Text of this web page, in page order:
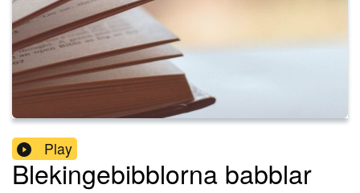
Play
Blekingebibblorna babblar